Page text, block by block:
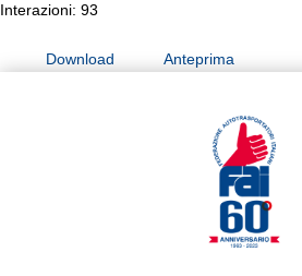
Interazioni: 93
Download Anteprima